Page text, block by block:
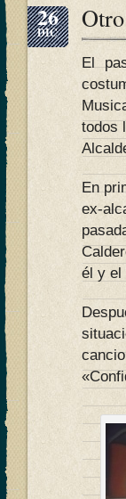
26
DIC
El
todos
En
ex-
él y el